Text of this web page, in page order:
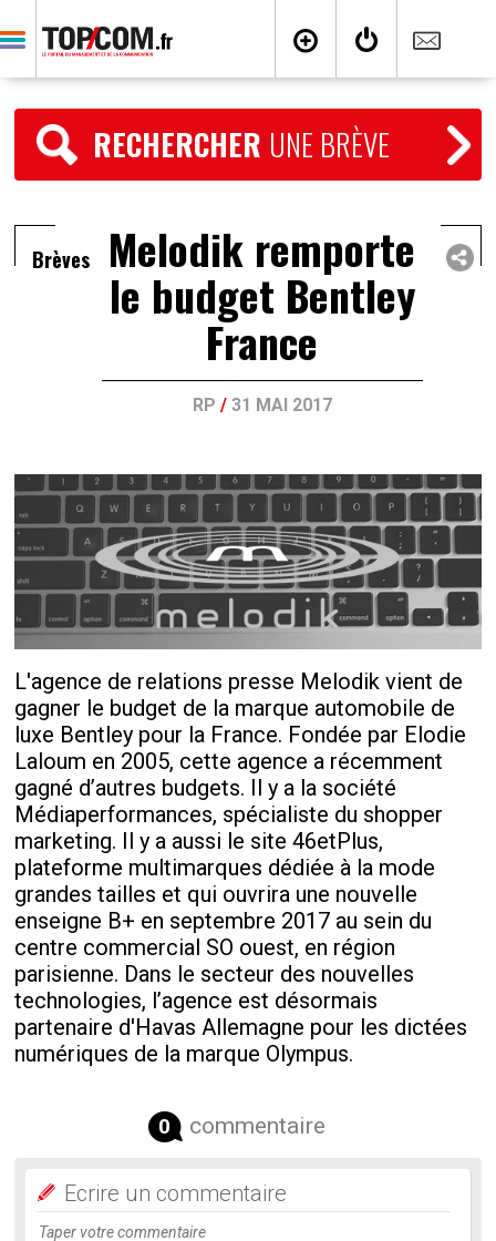
RECHERCHER UNE BRÈVE
Brèves Melodik remporte
le budget Bentley
France
RP / 31 MAI 2017
L'agence de relations presse Melodik vient de
gagner le budget de la marque automobile de
luxe Bentley pour la France. Fondée par Elodie
Laloum en 2005, cette agence a récemment
gagné d’autres budgets. Il y a la société
Médiaperformances, spécialiste du shopper
marketing. Il y a aussi le site 46etPlus,
plateforme multimarques dédiée à la mode
grandes tailles et qui ouvrira une nouvelle
enseigne B+ en septembre 2017 au sein du
centre commercial SO ouest, en région
parisienne. Dans le secteur des nouvelles
technologies, l’agence est désormais
partenaire d'Havas Allemagne pour les dictées
numériques de la marque Olympus.
0 commentaire
Ecrire un commentaire